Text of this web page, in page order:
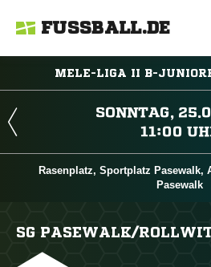
FUSSBALL.DE
MELE-LIGA II B-


Rasenplatz, Sportplatz Pasewalk,
Pasewalk
SG PASEWALK/​